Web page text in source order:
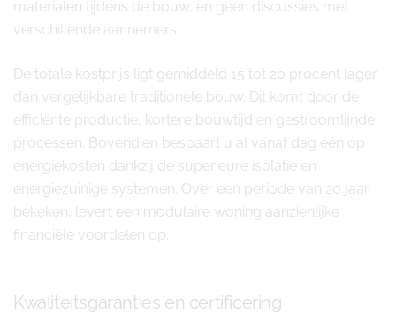
materialen tijdens de bouw, en geen discussies met
verschillende aannemers.
De totale kostprijs ligt gemiddeld 15 tot 20 procent lager
dan vergelijkbare traditionele bouw. Dit komt door de
efficiënte productie, kortere bouwtijd en gestroomlijnde
processen. Bovendien bespaart u al vanaf dag één op
energiekosten dankzij de superieure isolatie en
energiezuinige systemen. Over een periode van 20 jaar
bekeken, levert een modulaire woning aanzienlijke
financiële voordelen op.
Kwaliteitsgaranties en certificering